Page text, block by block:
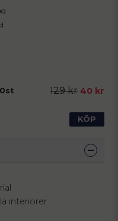
129 kr 40 kr
KÖP
interiörer